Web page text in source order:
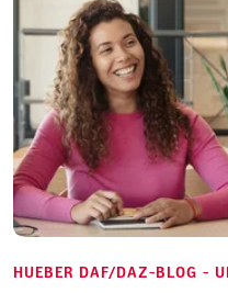
HUEBER DAF/DAZ-BLOG -